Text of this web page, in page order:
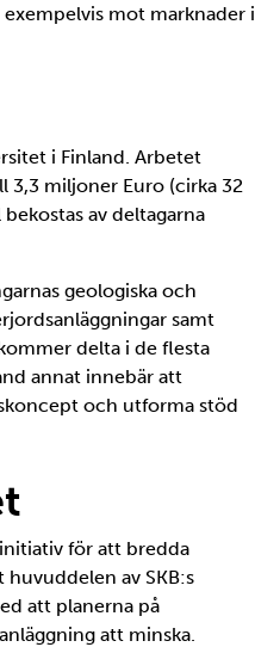
mot marknader i
i Finland. Arbetet
3,3 miljoner Euro (cirka 32
av deltagarna
geologiska och
samt
delta i de flesta
annat innebär att
och utforma stöd
för att bredda
av SKB:s
att planerna på
att minska.